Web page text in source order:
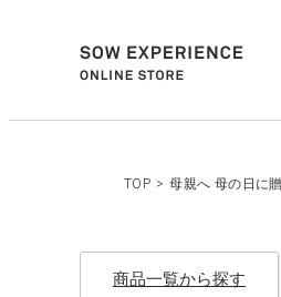
TOP > 母親へ 母の日に
商品一覧から探す